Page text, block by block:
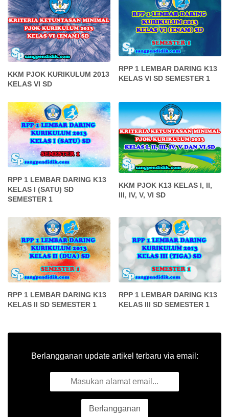
KKM PJOK KURIKULUM 2013
KELAS VI SD
RPP 1 LEMBAR DARING K13
KELAS VI SD SEMESTER 1
RPP 1 LEMBAR DARING K13
KELAS I (SATU) SD
SEMESTER 1
KKM PJOK K13 KELAS I, II,
III, IV, V, VI SD
RPP 1 LEMBAR DARING K13
KELAS II SD SEMESTER 1
RPP 1 LEMBAR DARING K13
KELAS III SD SEMESTER 1
Berlangganan update artikel terbaru via email: